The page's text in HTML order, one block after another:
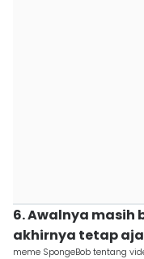
6. Awalnya
akhirnya tetap
meme SpongeBob tentang